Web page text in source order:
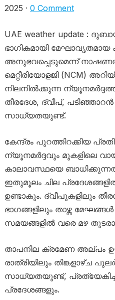
2025 · 0 Comment
UAE weather update :
ഭാഗികമായി
അനുഭവപ്പെടുമെന്ന്
മെറ്റീരിയോളജി (NCM)
നിലനിൽക്കുന്ന
തീരദേശ, ദ്വീപ്,
സാധ്യതയുണ്ട്.
കേന്ദ്രം പുറത്തിറക്കിയ
ന്യൂനമർദ്ദവും മുകളിലെ
കാലാവസ്ഥയെ
ഇതുമൂലം ചില
ഉണ്ടാകും. ദ്വീപുകളിലും
ഭാഗങ്ങളിലും താഴ്ന്ന
സമയങ്ങളിൽ വരെ മഴ
താപനില ക്രമേണ അല്പം
രാത്രിയിലും തിങ്കളാഴ്ച
സാധ്യതയുണ്ട്,
പ്രദേശങ്ങളും.